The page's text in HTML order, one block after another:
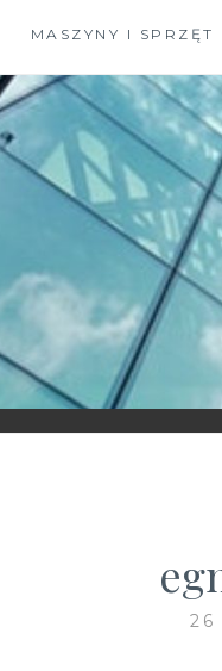
MASZYNY I SPRZĘT
26